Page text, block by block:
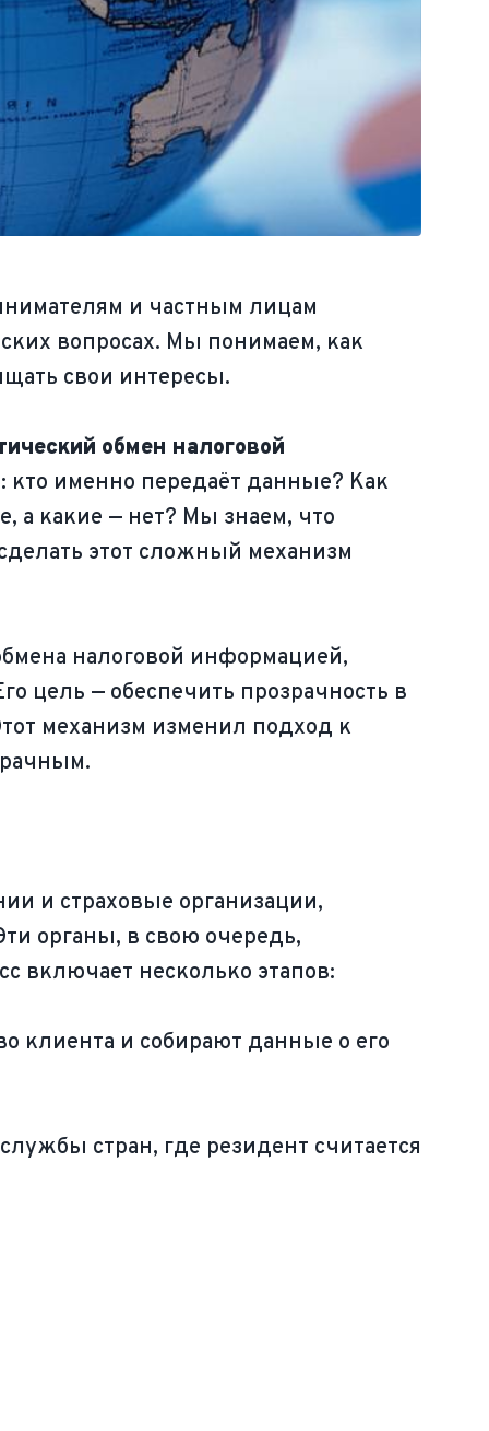
и частным лицам
вопросах. Мы понимаем, как
свои интересы.
обмен налоговой
кто именно передаёт данные? Как
а какие — нет? Мы знаем, что
этот сложный механизм
налоговой информацией,
цель — обеспечить прозрачность в
механизм изменил подход к
и страховые организации,
органы, в свою очередь,
включает несколько этапов:
клиента и собирают данные о его
стран, где резидент считается